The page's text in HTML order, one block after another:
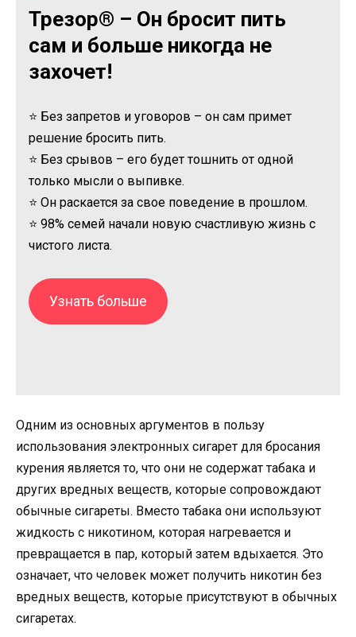
Трезор® – Он бросит пить
сам и больше никогда не
захочет!
⭐ Без запретов и уговоров – он сам примет
решение бросить пить.
⭐ Без срывов – его будет тошнить от одной
только мысли о выпивке.
⭐ Он раскается за свое поведение в прошлом.
⭐ 98% семей начали новую счастливую жизнь с
чистого листа.
Узнать больше
Одним из основных аргументов в пользу
использования электронных сигарет для бросания
курения является то, что они не содержат табака и
других вредных веществ, которые сопровождают
обычные сигареты. Вместо табака они используют
жидкость с никотином, которая нагревается и
превращается в пар, который затем вдыхается. Это
означает, что человек может получить никотин без
вредных веществ, которые присутствуют в обычных
сигаретах.